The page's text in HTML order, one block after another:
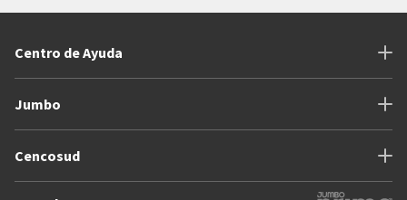
Centro de Ayuda
Jumbo
Cencosud